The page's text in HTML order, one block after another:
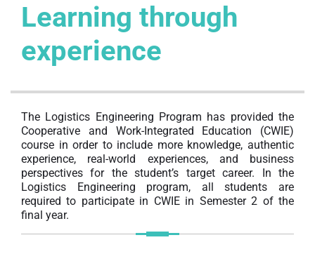
Learning through
experience
The Logistics Engineering Program has provided the
Cooperative and Work-Integrated Education (CWIE)
course in order to include more knowledge, authentic
experience, real-world experiences, and business
perspectives for the student’s target career. I n the
Logistics Engineering program, all students are
required to participate in CWIE in Semester 2 of the
final year.